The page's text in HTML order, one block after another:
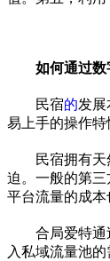
如何通过
民宿的发
易上手的操作特
民宿拥有
迫。一般的第三
平台流量的成
合局爱特
入私域流量池